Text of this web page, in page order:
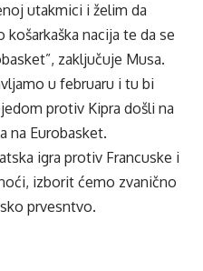
utakmici i želim da
košarkaška nacija te da se
zaključuje Musa.
u februaru i tu bi
protiv Kipra došli na
na Eurobasket.
igra protiv Francuske i
izborit ćemo zvanično
prvesntvo.